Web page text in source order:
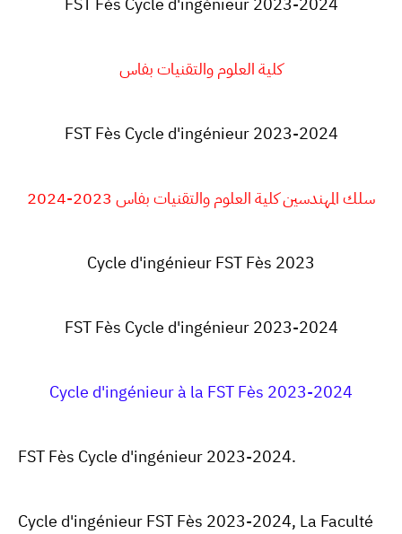
كلية العلوم والتقنيات بفاس
FST Fès Cycle d'ingénieur 2023-2024
سلك المهندسين كلية العلوم والتقنيات بفاس 2023-2024
Cycle d'ingénieur FST Fès 2023
FST Fès Cycle d'ingénieur 2023-2024
Cycle d'ingénieur à la FST Fès 2023-2024
FST Fès Cycle d'ingénieur 2023-2024.
Cycle d'ingénieur FST Fès 2023-2024, La Faculté